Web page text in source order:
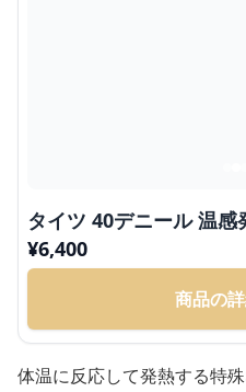
タイツ 40デニール 温
¥6,400
商品の
体温に反応して発熱する特